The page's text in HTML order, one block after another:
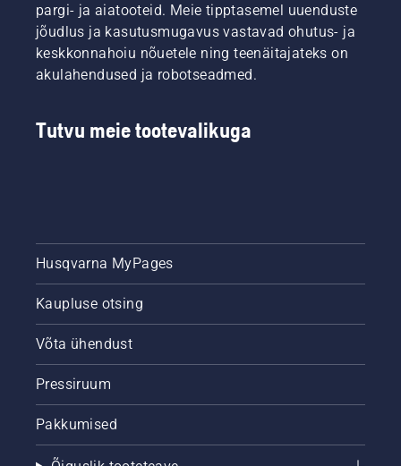
pargi- ja aiatooteid. Meie tipptasemel uuenduste
jõudlus ja kasutusmugavus vastavad ohutus- ja
keskkonnahoiu nõuetele ning teenäitajateks on
akulahendused ja robotseadmed.
Tutvu meie tootevalikuga
Husqvarna MyPages
Kaupluse otsing
Võta ühendust
Pressiruum
Pakkumised